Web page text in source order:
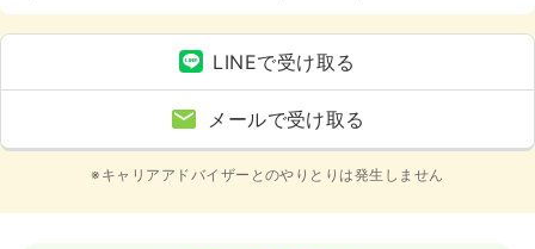
LINEで受け取る
メールで受け取る
※キャリアアドバイザーとのやりとりは発生しません